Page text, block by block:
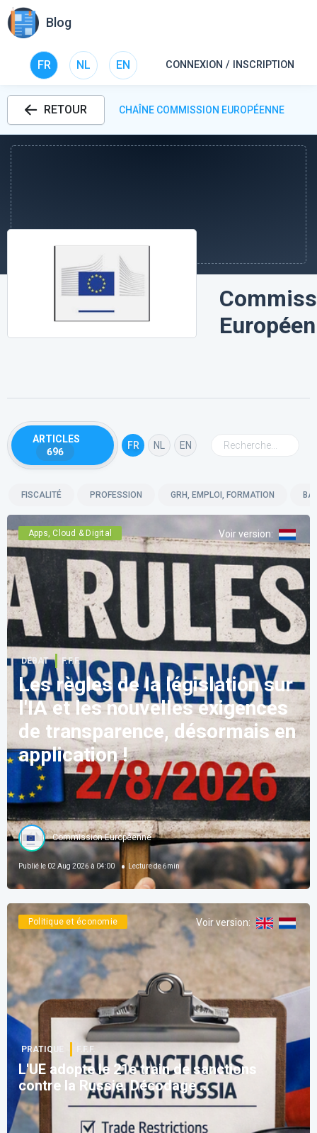
Blog
FR NL EN CONNEXION / INSCRIPTION
RETOUR CHAÎNE COMMISSION EUROPÉENNE
ARTICLES
696
FR NL EN
FISCALITÉ PROFESSION GRH, EMPLOI, FORMATION
Apps, Cloud & Digital Voir version:
DÉBAT F.F.F.
Les règles de la législation sur
l'IA et les nouvelles exigences
de transparence, désormais en
application !
Commission Européenne
Publié le 02 Aug 2026 à 04:00 Lecture de6min
Politique et économie Voir version:
PRATIQUE F.F.F.
L'UE adopte le 21e train de sanctions
contre la Russie. Décodage ...